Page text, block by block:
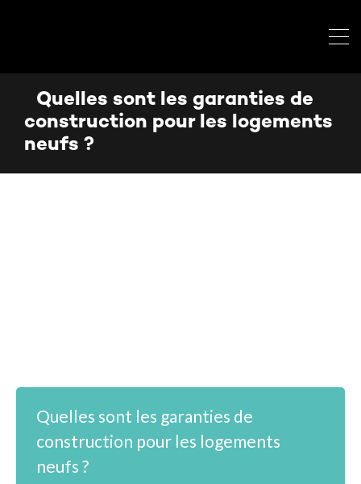
Quelles sont les garanties de
construction pour les logements
neufs ?
Quelles sont les garanties de
construction pour les logements
neufs ?